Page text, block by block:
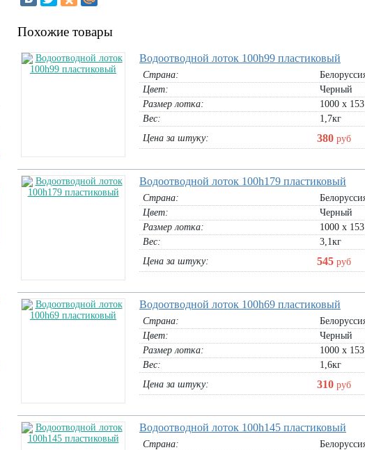
Похожие товары
Водоотводной лоток 100h99 пластиковый
Страна:
Цвет:
Черный
Размер лотка:
1000 х
Вес:
1,7кг
Цена за штуку:
380 руб
Водоотводной лоток 100h179 пластиковый
Страна:
Цвет:
Черный
Размер лотка:
1000 х
Вес:
3,1кг
Цена за штуку:
545 руб
Водоотводной лоток 100h69 пластиковый
Страна:
Цвет:
Черный
Размер лотка:
1000 х
Вес:
1,6кг
Цена за штуку:
310 руб
Водоотводной лоток 100h145 пластиковый
Страна: